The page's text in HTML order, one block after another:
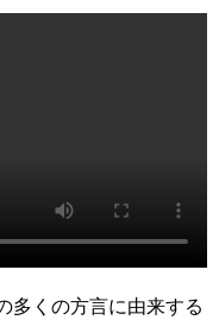
多くの方言に由来する